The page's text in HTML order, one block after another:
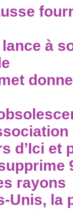
à
d’Ici et
rayons
Unis, la